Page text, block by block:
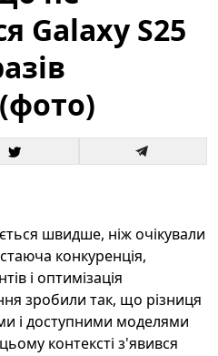
Galaxy S25
швидше, ніж очікували
конкуренція,
і оптимізація
зробили так, що різниця
і доступними моделями
контексті з'явився